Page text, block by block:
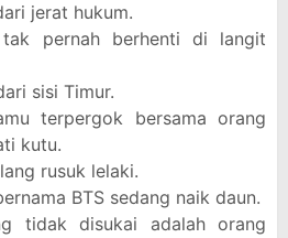
jerat hukum.
tak pernah berhenti di langit
sisi Timur.
terpergok bersama orang
kutu.
rusuk lelaki.
BTS sedang naik daun.
tidak disukai adalah orang